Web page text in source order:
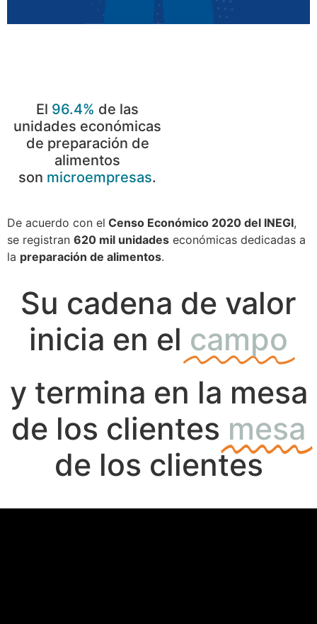
El 96.4% de las
unidades económicas
de preparación de
alimentos
son microempresas.
De acuerdo con el Censo Económico 2020 del INEGI,
se registran 620 mil unidades económicas dedicadas a
la preparación de alimentos.
Su cadena de valor
inicia en el campo
y termina en la mesa
de los clientes mesa
de los clientes